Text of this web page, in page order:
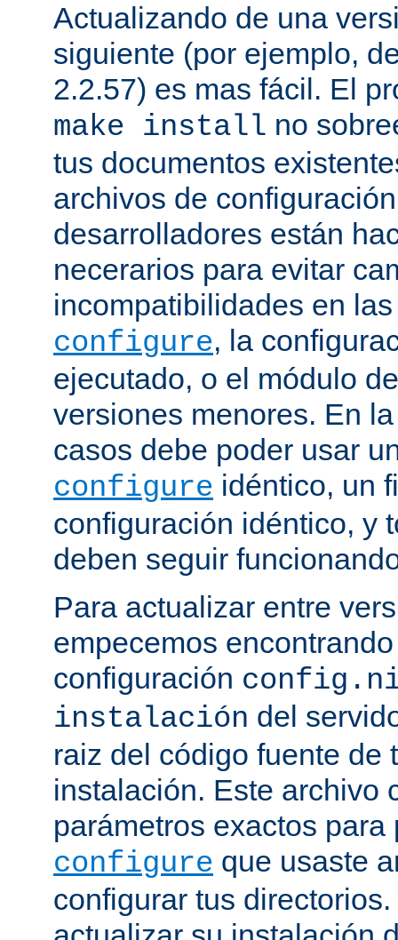
Actualizando de una
siguiente (por ejemplo,
2.2.57) es mas fácil. El
make install no
tus documentos
archivos de
desarrolladores están
necerarios para evitar
incompatibilidades en
configure, la
ejecutado, o el módulo
versiones menores. En
casos debe poder usar
configure idéntico, un
configuración idéntico, y
deben seguir
Para actualizar entre
empecemos
configuración
instalación del
raiz del código fuente de
instalación. Este archivo
parámetros exactos para
configure que usaste
configurar tus